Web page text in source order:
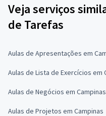
Veja serviços
de Tarefas
Aulas de Apresentações em
Aulas de Lista de Exercícios em
Aulas de Negócios em Campinas
Aulas de Projetos em Campinas